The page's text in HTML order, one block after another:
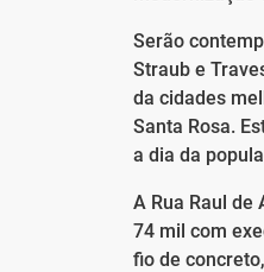
Serão
Straub e
da cidades
Santa Rosa.
a dia da
A Rua Raul de
74 mil com
fio de